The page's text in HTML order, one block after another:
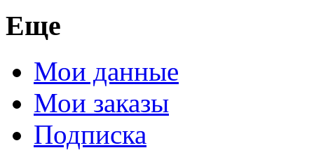
Еще
Мои данные
Мои заказы
Подписка